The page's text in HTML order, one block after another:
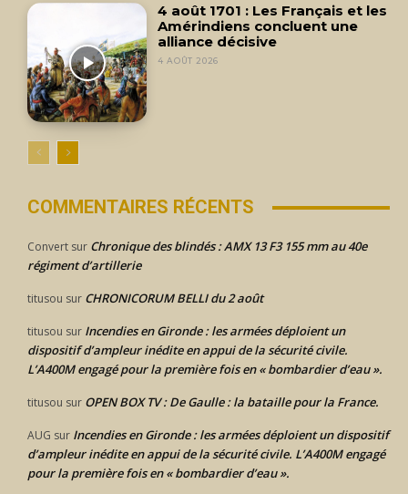
4 août 1701 : Les Français et les
Amérindiens concluent une
alliance décisive
4 AOÛT 2026
COMMENTAIRES RÉCENTS
Convert sur Chronique des blindés : AMX 13 F3 155 mm au 40e
régiment d’artillerie
titusou sur CHRONICORUM BELLI du 2 août
titusou sur Incendies en Gironde : les armées déploient un
dispositif d’ampleur inédite en appui de la sécurité civile.
L’A400M engagé pour la première fois en « bombardier d’eau ».
titusou sur OPEN BOX TV : De Gaulle : la bataille pour la France.
AUG sur Incendies en Gironde : les armées déploient un dispositif
d’ampleur inédite en appui de la sécurité civile. L’A400M engagé
pour la première fois en « bombardier d’eau ».